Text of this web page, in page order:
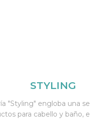
STYLING
"Styling" engloba una
para cabello y baño,